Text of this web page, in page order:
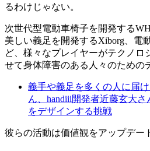
るわけじゃない。
次世代型電動車椅子を開発する
美しい義足を開発するXiborg、電
ど、様々なプレイヤーがテクノロ
せて身体障害のある人々のための
義手や義足を多くの人に届
ん、handiii開発者近藤玄大
をデザインする挑戦
彼らの活動は価値観をアップデー